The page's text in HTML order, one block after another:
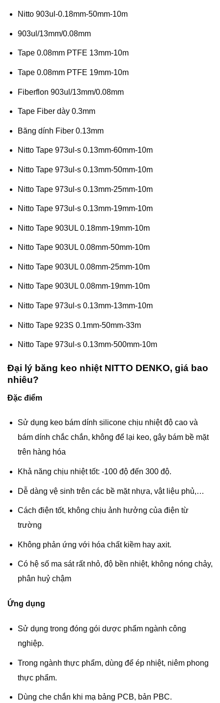
Nitto 903ul-0.18mm-50mm-10m
903ul/13mm/0.08mm
Tape 0.08mm PTFE 13mm-10m
Tape 0.08mm PTFE 19mm-10m
Fiberflon 903ul/13mm/0.08mm
Tape Fiber dày 0.3mm
Băng dính Fiber 0.13mm
Nitto Tape 973ul-s 0.13mm-60mm-10m
Nitto Tape 973ul-s 0.13mm-50mm-10m
Nitto Tape 973ul-s 0.13mm-25mm-10m
Nitto Tape 973ul-s 0.13mm-19mm-10m
Nitto Tape 903UL 0.18mm-19mm-10m
Nitto Tape 903UL 0.08mm-50mm-10m
Nitto Tape 903UL 0.08mm-25mm-10m
Nitto Tape 903UL 0.08mm-19mm-10m
Nitto Tape 973ul-s 0.13mm-13mm-10m
Nitto Tape 923S 0.1mm-50mm-33m
Nitto Tape 973ul-s 0.13mm-500mm-10m
Đại lý băng keo nhiệt NITTO DENKO, giá bao
nhiêu?
Đặc điểm
Sử dụng keo bám dính silicone chịu nhiệt độ cao và
bám dính chắc chắn, không để lại keo, gây bám bề mặt
trên hàng hóa
Khả năng chịu nhiệt tốt: -100 độ đến 300 độ.
Dễ dàng vệ sinh trên các bề mặt nhựa, vật liệu phủ,…
Cách điện tốt, không chịu ảnh hưởng của điện từ
trường
Không phản ứng với hóa chất kiềm hay axit.
Có hệ số ma sát rất nhỏ, độ bền nhiệt, không nóng chảy,
phân huỷ chậm
Ứng dụng
Sử dụng trong đóng gói dược phẩm ngành công
nghiệp.
Trong ngành thực phẩm, dùng để ép nhiệt, niêm phong
thực phẩm.
Dùng che chắn khi mạ bảng PCB, bản PBC.